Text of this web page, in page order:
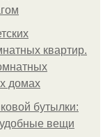
квартир.
домах
бутылки:
удобные вещи